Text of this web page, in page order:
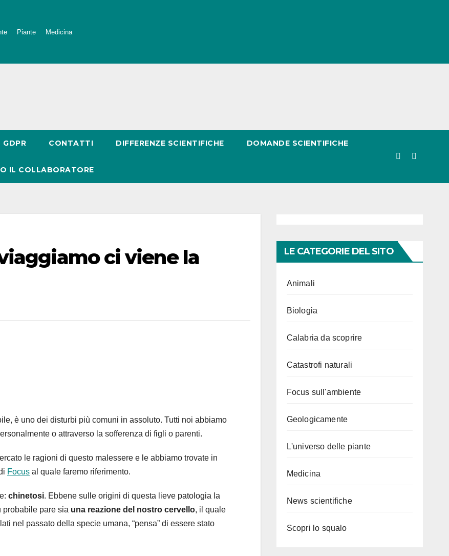
Piante Medicina
GDPR CONTATTI DIFFERENZE SCIENTIFICHE DOMANDE SCIENTIFICHE
IL COLLABORATORE
ci viene la
è uno dei disturbi più comuni in assoluto. Tutti noi abbiamo
o attraverso la sofferenza di figli o parenti.
le ragioni di questo malessere e le abbiamo trovate in
Focus al quale faremo riferimento.
chinetosi. Ebbene sulle origini di questa lieve patologia la
probabile pare sia una reazione del nostro cervello, il quale
nel passato della specie umana, “pensa” di essere stato
LE CATEGORIE DEL SITO
Animali
Biologia
Calabria da scoprire
Catastrofi naturali
Focus sull'ambiente
Geologicamente
L'universo delle piante
Medicina
News scientifiche
Scopri lo squalo